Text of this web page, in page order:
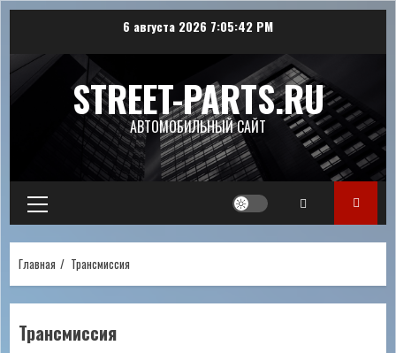
содержимому
6 августа 2026 7:05:43 PM
STREET-PARTS.RU
АВТОМОБИЛЬНЫЙ САЙТ
Основное
меню
Главная Трансмиссия
Трансмиссия